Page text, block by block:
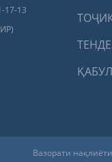
13
Вазорати